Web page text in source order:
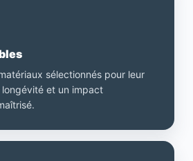
sélectionnés pour leur
et un impact